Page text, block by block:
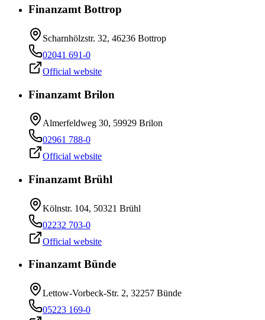
Finanzamt Bottrop
Scharnhölzstr. 32, 46236 Bottrop
02041 691-0
Official website
Finanzamt Brilon
Almerfeldweg 30, 59929 Brilon
02961 788-0
Official website
Finanzamt Brühl
Kölnstr. 104, 50321 Brühl
02232 703-0
Official website
Finanzamt Bünde
Lettow-Vorbeck-Str. 2, 32257 Bünde
05223 169-0